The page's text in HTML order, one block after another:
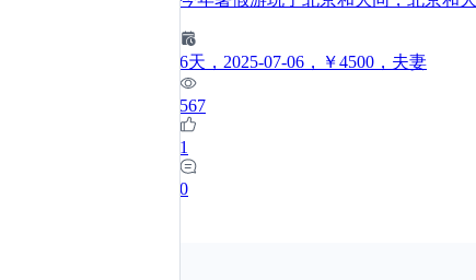
6天 ，2025-07-06 ，￥4500 ，夫妻
567
1
0